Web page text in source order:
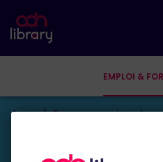
EMPLOI &
Accueil En reconversion Je